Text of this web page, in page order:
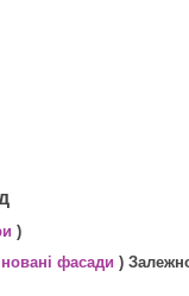
)
фасади )